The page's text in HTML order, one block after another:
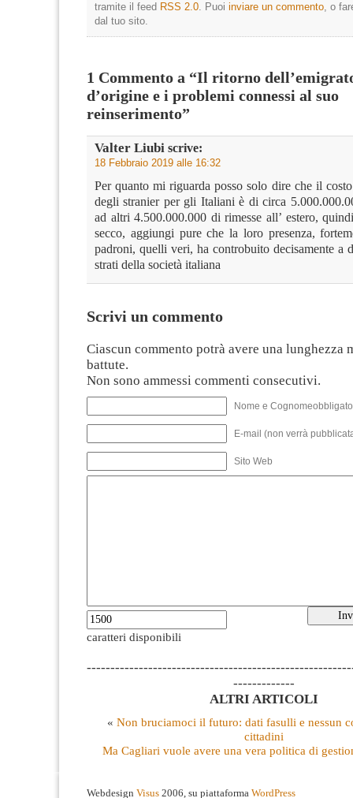
tramite il feed RSS 2.0. Puoi inviare un commento, o
dal tuo sito.
1 Commento a “Il ritorno
d’origine e i problemi connessi al suo
reinserimento”
Valter Liubi scrive:
18 Febbraio 2019 alle 16:32
Per quanto mi riguarda posso solo dire che il
degli stranier per gli Italiani è di circa
ad altri 4.500.000.000 di rimesse all’ estero,
secco, aggiungi pure che la loro presenza,
padroni, quelli veri, ha controbuito decisamente a
strati della società italiana
Scrivi un commento
Ciascun commento potrà avere una lunghezza
battute.
Non sono ammessi commenti consecutivi.
Nome e
E-mail (non verrà
Sito Web
caratteri disponibili
-------------
ALTRI ARTICOLI
« Non bruciamoci il futuro: dati fasulli e nessun
cittadini
Ma Cagliari vuole avere una vera politica di
Webdesign Visus 2006, su piattaforma WordPress